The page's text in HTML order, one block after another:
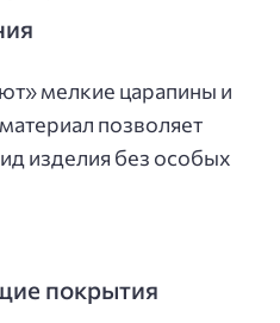
мелкие царапины и
позволяет
изделия без особых
покрытия